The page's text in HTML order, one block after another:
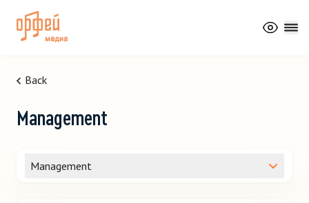
RSMC
Back
Management
Management